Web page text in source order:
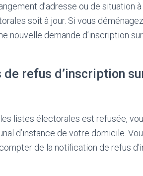
d’adresse ou de situation
soit à jour. Si vous
nouvelle demande d’inscription
de refus d’inscription
listes électorales est refusée,
d’instance de votre domicile.
de la notification de refus